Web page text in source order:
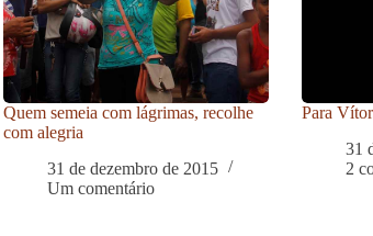
Quem semeia com lágrimas, recolhe
com alegria
31 de dezembro de 2015
Um comentário
Para
31
2